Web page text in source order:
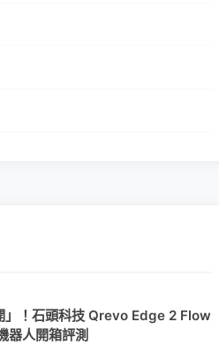
」！石頭科技 Qrevo Edge 2 Flow
器人開箱評測